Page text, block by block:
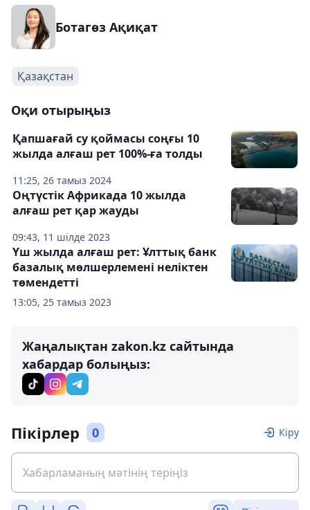
Ботагөз Ақиқат
Қазақстан
Оқи отырыңыз
11:25, 26 тамыз 2024
Қапшағай су қоймасы соңғы 10
жылда алғаш рет 100%-ға толды
09:43, 11 шілде 2023
Оңтүстік Африкада 10 жылда
алғаш рет қар жауды
13:05, 25 тамыз 2023
Үш жылда алғаш рет: Ұлттық банк
базалық мөлшерлемені неліктен
төмендетті
Жаңалықтан zakon.kz сайтында
хабардар болыңыз:
Пікірлер 0 Кіру